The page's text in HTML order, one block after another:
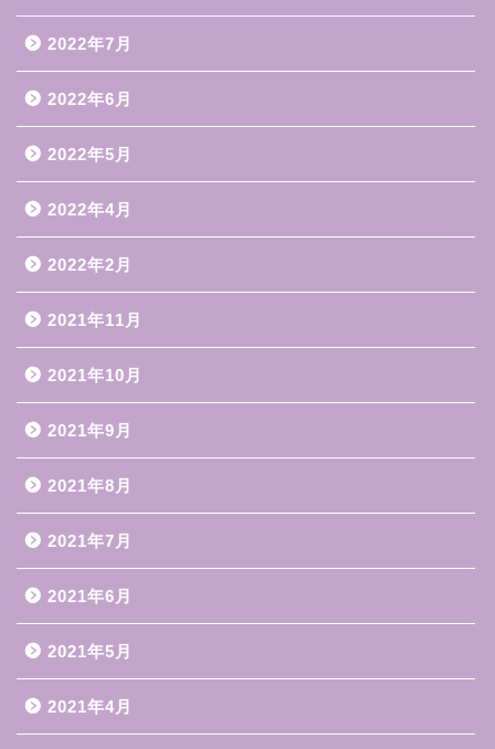
2022年7月
2022年6月
2022年5月
2022年4月
2022年2月
2021年11月
2021年10月
2021年9月
2021年8月
2021年7月
2021年6月
2021年5月
2021年4月